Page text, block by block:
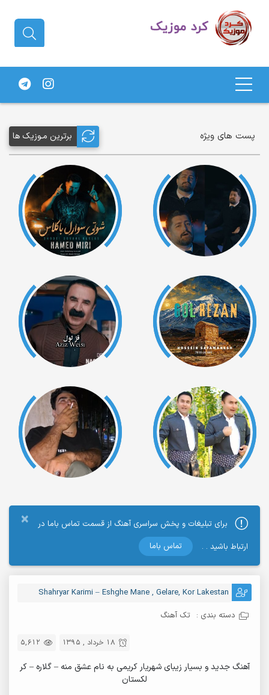
پست های ویژه برترین مـوزیک ها
×
برای تبلیغات و پخش سراسری آهنگ از قسمت تماس باما در
ارتباط باشید . .
تماس باما
Shahryar Karimi – Eshghe Mane , Gelare, Kor Lakestan
دسته بندی : تک آهنگ
5,612 18 خرداد , 1395
آهنگ جدید و بسیار زیبای شهریار کریمی به نام عشق منه – گلاره – کر
لکستان